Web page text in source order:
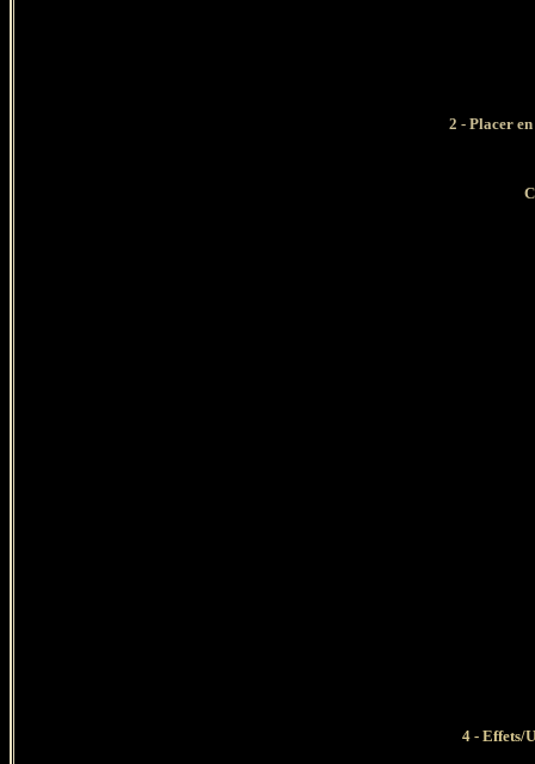
2 - Placer
4 - Effets/